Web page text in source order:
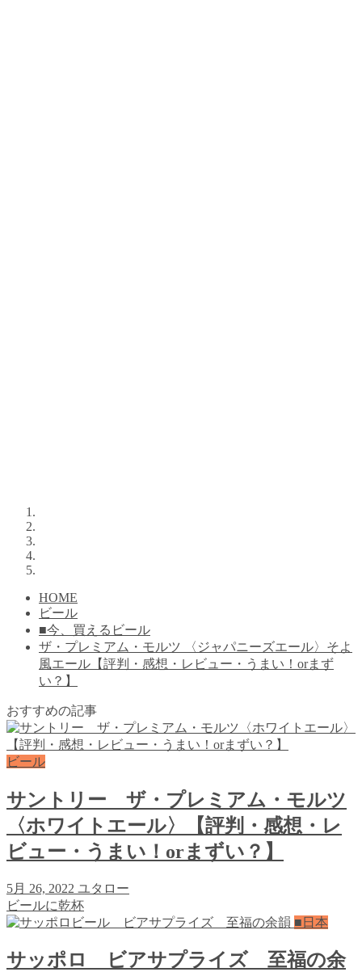
HOME
ビール
■今、買えるビール
ザ・プレミアム・モルツ 〈ジャパニーズエール〉そよ
風エール【評判・感想・レビュー・うまい！orまず
い？】
おすすめの記事
ビール
サントリー ザ・プレミアム・モルツ
〈ホワイトエール〉【評判・感想・レ
ビュー・うまい！orまずい？】
5月 26, 2022 ユタロー
ビールに乾杯
■日本
サッポロ ビアサプライズ 至福の余